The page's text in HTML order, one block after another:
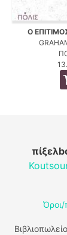
Ο
Όροι/